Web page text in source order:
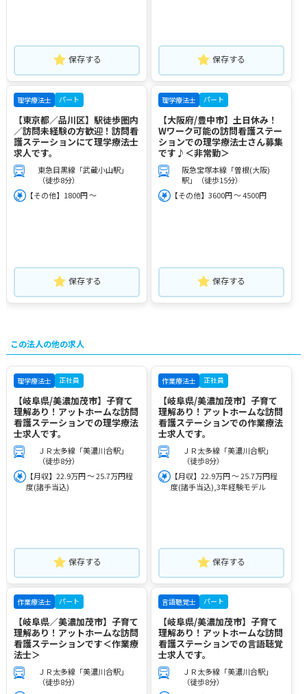
保存する 保存する
理学療法士 パート
【東京都／品川区】駅徒歩圏内
／訪問未経験の方歓迎！訪問看
護ステーションにて理学療法士
求人です。
東急目黒線「武蔵小山駅」
（徒歩8分）
【その他】1800円 ～
保存する
理学療法士 パート
【大阪府/豊中市】土日休み！
Wワーク可能の訪問看護ステー
ションでの理学療法士さん募集
です♪＜非常勤＞
阪急宝塚本線「曽根(大阪)
駅」（徒歩15分）
【その他】3600円 ～ 4500円
保存する
この法人の他の求人
理学療法士 正社員
【岐阜県/美濃加茂市】子育て
理解あり！アットホームな訪問
看護ステーションでの理学療法
士求人です。
ＪＲ太多線「美濃川合駅」
（徒歩8分）
【月収】22.9万円 ～ 25.7万円程
度(諸手当込)
保存する
作業療法士 正社員
【岐阜県/美濃加茂市】子育て
理解あり！アットホームな訪問
看護ステーションでの作業療法
士求人です。
ＪＲ太多線「美濃川合駅」
（徒歩8分）
【月収】22.9万円 ～ 25.7万円程
度(諸手当込),3年経験モデル
保存する
作業療法士 パート
【岐阜県／美濃加茂市】子育て
理解あり！アットホームな訪問
看護ステーションです＜作業療
法士＞
ＪＲ太多線「美濃川合駅」
（徒歩8分）
言語聴覚士 パート
【岐阜県/美濃加茂市】子育て
理解あり！アットホームな訪問
看護ステーションでの言語聴覚
士求人です。
ＪＲ太多線「美濃川合駅」
（徒歩8分）